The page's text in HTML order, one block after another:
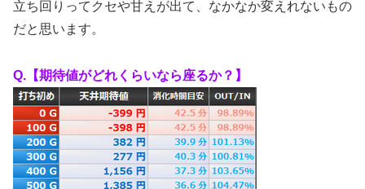
立ち回りってクセや甘えが出て、なかなか変えれないもの
だと思います。
Q.【期待値がどれくらいなら座るか？】